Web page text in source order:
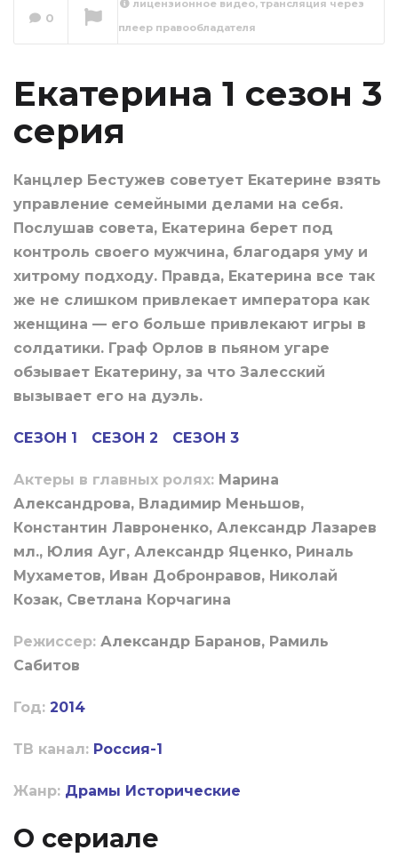
Екатерина 1 сезон
0
лицензионное видео, трансляция через
плеер правообладателя
Екатерина 1 сезон 3
серия
Канцлер Бестужев советует Екатерине взять
управление семейными делами на себя.
Послушав совета, Екатерина берет под
контроль своего мужчина, благодаря уму и
хитрому подходу. Правда, Екатерина все так
же не слишком привлекает императора как
женщина — его больше привлекают игры в
солдатики. Граф Орлов в пьяном угаре
обзывает Екатерину, за что Залесский
вызывает его на дуэль.
СЕЗОН 1 СЕЗОН 2 СЕЗОН 3
Актеры в главных ролях: Марина
Александрова, Владимир Меньшов,
Константин Лавроненко, Александр Лазарев
мл., Юлия Ауг, Александр Яценко, Риналь
Мухаметов, Иван Добронравов, Николай
Козак, Светлана Корчагина
Режиссер: Александр Баранов, Рамиль
Сабитов
Год: 2014
ТВ канал: Россия-1
Жанр: Драмы Исторические
О сериале